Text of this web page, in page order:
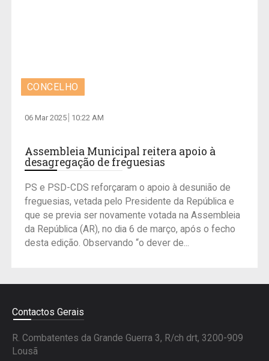
CONCELHO
06 Mar 2025 10:22 AM
Assembleia Municipal reitera apoio à
desagregação de freguesias
PS e PSD-CDS reforçaram o apoio à desunião de
freguesias, vetada pelo Presidente da República e
que se previa ser novamente votada na Assembleia
da República (AR), no dia 6 de março, após o fecho
desta edição. Observando “o dever de...
Contactos Gerais
R. Combatentes da Grande Guerra 3, R/ch drt, 3200-909
Lousã